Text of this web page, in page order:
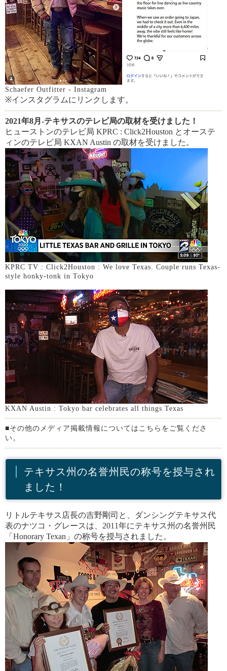
Schaefer Outfitter - Instagram
※インスタグラムにリンクします。
2021年8月-テキサスのテレビ局の取材を受けました！
ヒューストンのテレビ局 KPRC : Click2Houston とオーステ
ィンのテレビ局 KXAN Austin の取材を受けました。
KPRC TV : Click2Houston : We love Texas. Couple runs Texas-
style honky-tonk in Tokyo
KXAN Austin : Tokyo bar celebrates all things Texas
■その他のメディア掲載情報についてはこちらをご覧くださ
い。
テキサス州の名誉州民の称号を授与され
ました！
リトルテキサス店長の吉野剛司と、ダンシングテキサス代
表のナツコ・グレースは、2011年にテキサス州の名誉州民
「Honorary Texan」の称号を授与されました。